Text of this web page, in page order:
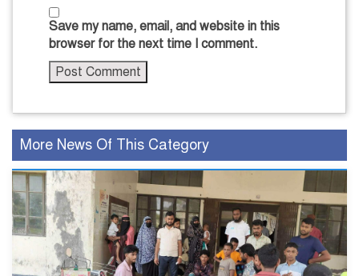
Save my name, email, and website in this
browser for the next time I comment.
More News Of This Category